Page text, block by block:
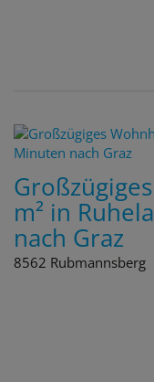
m² in
nach Graz
8562 Rubmannsberg